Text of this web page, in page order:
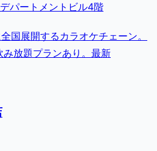
パートメントビル4階
国展開するカラオケチェーン。
放題プランあり。最新